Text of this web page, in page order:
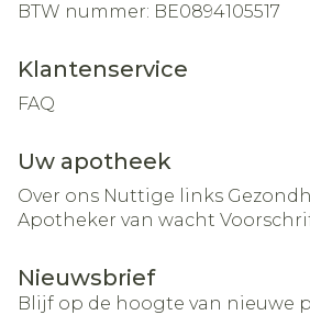
BTW nummer: BE0894105517
Klantenservice
FAQ
Uw apotheek
Over ons Nuttige links
Apotheker van wacht
Nieuwsbrief
Blijf op de hoogte van nieuwe